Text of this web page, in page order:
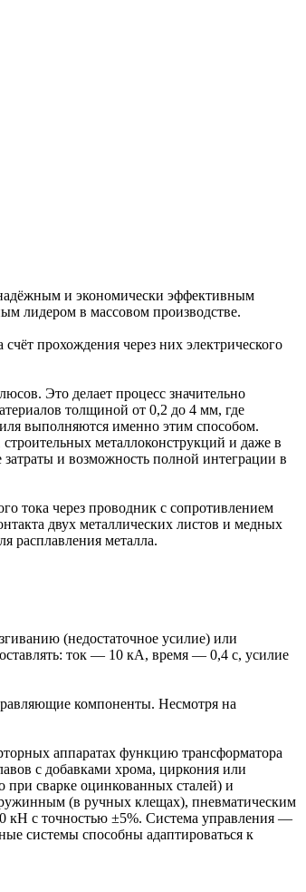
и экономически эффективным
лидером в массовом производстве.
прохождения через них электрического
Это делает процесс значительно
толщиной от 0,2 до 4 мм, где
выполняются именно этим способом.
металлоконструкций и даже в
и возможность полной интеграции в
тока через проводник с сопротивлением
двух металлических листов и медных
расплавления металла.
(недостаточное усилие) или
ток — 10 кА, время — 0,4 с, усилие
компоненты. Несмотря на
аппаратах функцию трансформатора
с добавками хрома, циркония или
сварке оцинкованных сталей) и
(в ручных клещах), пневматическим
кН с точностью ±5%. Система управления —
системы способны адаптироваться к